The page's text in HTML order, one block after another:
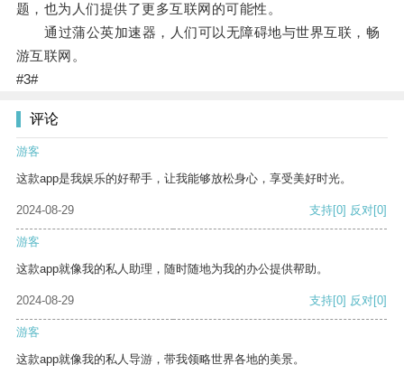
题，也为人们提供了更多互联网的可能性。
通过蒲公英加速器，人们可以无障碍地与世界互联，畅
游互联网。
#3#
评论
游客
这款app是我娱乐的好帮手，让我能够放松身心，享受美好时光。
2024-08-29 支持[0] 反对[0]
游客
这款app就像我的私人助理，随时随地为我的办公提供帮助。
2024-08-29 支持[0] 反对[0]
游客
这款app就像我的私人导游，带我领略世界各地的美景。